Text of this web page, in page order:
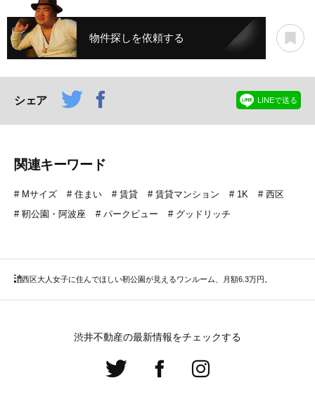
物件探しを依頼する
シェア LINEで送る
関連キーワード
Mサイズ 住まい 賃貸 賃貸マンション 1K
西区
靭公園・阿波座
パークビュー グッドリッチ
大人女子に住んでほしい靭公園が見えるワンルーム、月額6.3万円。
西区
渋井不動産の最新情報をチェックする